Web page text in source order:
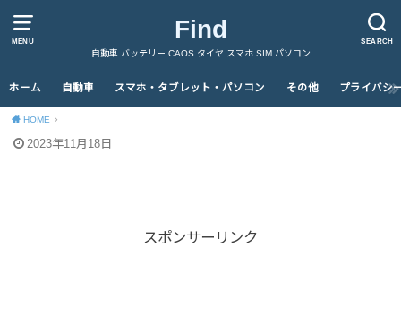
MENU SEARCH
Find
自動車 バッテリー CAOS タイヤ スマホ SIM パソコン
ホーム 自動車 スマホ・タブレット・パソコン その他 プライバシ
HOME
2023年11月18日
スポンサーリンク